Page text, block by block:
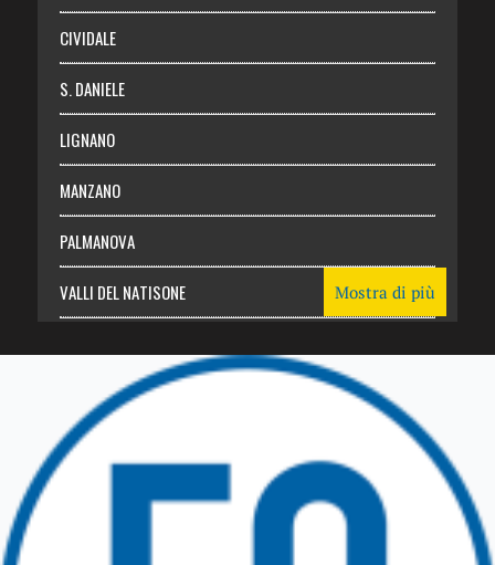
CIVIDALE
S. DANIELE
LIGNANO
MANZANO
PALMANOVA
VALLI DEL NATISONE
TRICESIMO
TARCENTO
GEMONA DEL FRIULI
Mostra di più